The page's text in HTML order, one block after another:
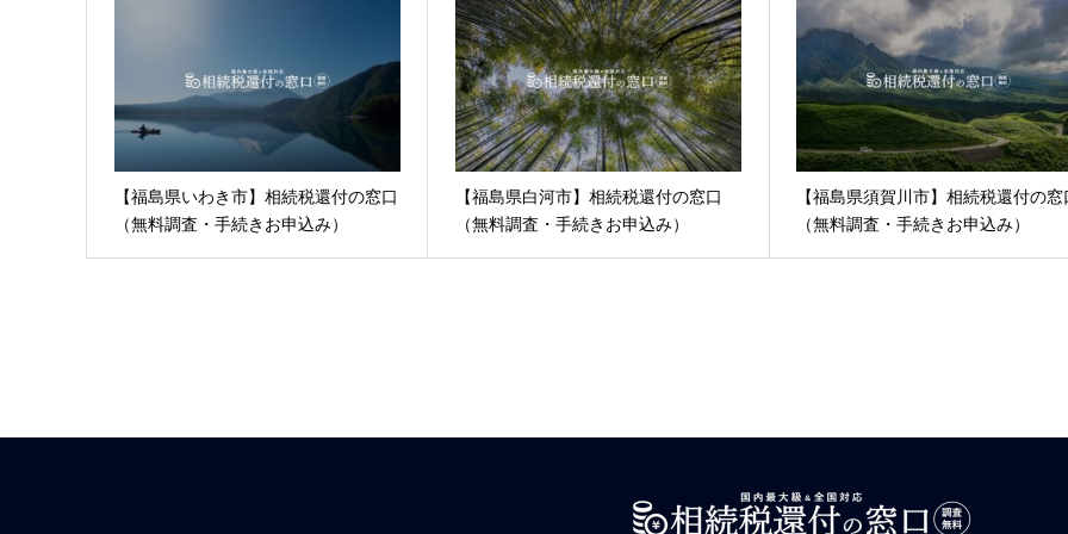
【福島県いわき市】相続税還付の窓口
（無料調査・手続きお申込み）
【福島県白河市】相続税還付の窓口
（無料調査・手続きお申込み）
【福島県須賀川市】相続税還付の窓
（無料調査・手続きお申込み）